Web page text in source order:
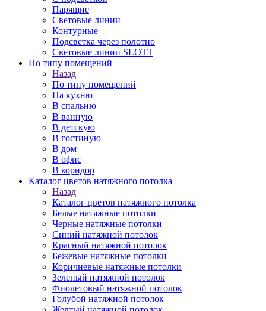
Парящие
Световые линии
Контурные
Подсветка через полотно
Световые линии SLOTT
По типу помещений
Назад
По типу помещений
На кухню
В спальню
В ванную
В детскую
В гостиную
В дом
В офис
В коридор
Каталог цветов натяжного потолка
Назад
Каталог цветов натяжного потолка
Белые натяжные потолки
Черные натяжные потолки
Синий натяжной потолок
Красный натяжной потолок
Бежевые натяжные потолки
Коричневые натяжные потолки
Зеленый натяжной потолок
Фиолетовый натяжной потолок
Голубой натяжной потолок